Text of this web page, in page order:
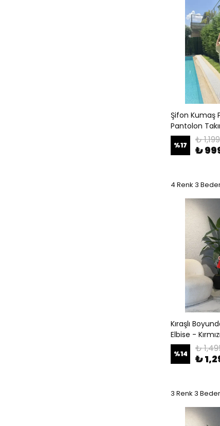
Şifon Kumaş
Pantolon
%17 ₺
₺
4 Renk 3
Kıraşlı
Elbise - Kırmızı
%14 ₺
₺
3 Renk 3